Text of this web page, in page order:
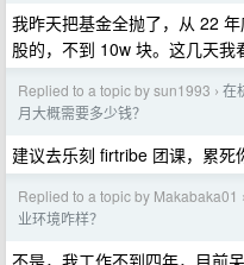
我昨天把基金全抛了，从 22
股的，不到 10w 块。这几天
Replied to a topic by sun1993 › 在
月大概需要多少钱？
建议去乐刻 firtribe 团课，累死
Replied to a topic by Makabaka01 ›
业环境咋样？
不是，我工作不到四年，目前